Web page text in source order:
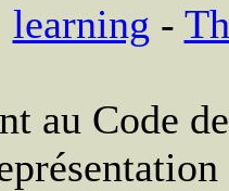
learning -
au Code